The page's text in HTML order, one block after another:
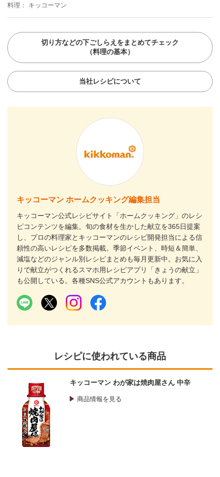
料理 キッコーマン
切り方などの下ごしらえをまとめてチェック
（料理の基本）
当社レシピについて
キッコーマン ホームクッキング編集担当
キッコーマン公式レシピサイト「ホームクッキング」のレシ
ピコンテンツを編集。旬の食材を生かした献立を365日提案
し、プロの料理家とキッコーマンのレシピ開発担当による信
頼性の高いレシピを多数掲載。季節イベント、時短＆簡単、
減塩などのジャンル別レシピまとめも毎月更新中。お気に入
りで献立がつくれるスマホ用レシピアプリ「きょうの献立」
も公開している。各種SNS公式アカウントもあります。
レシピに使われている商品
キッコーマン わが家は焼肉屋さん 中辛
商品情報を見る